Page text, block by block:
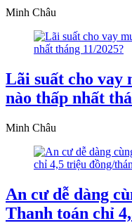
Minh Châu
Lãi suất cho vay
nào thấp nhất
Minh Châu
An cư dễ dàng
Thanh toán chỉ